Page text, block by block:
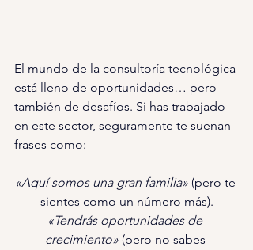
El mundo de la consultoría tecnológica
está lleno de oportunidades… pero
también de desafíos. Si has trabajado
en este sector, seguramente te suenan
frases como:
«Aquí somos una gran familia» (pero te
sientes como un número más).
«Tendrás oportunidades de
crecimiento» (pero no sabes